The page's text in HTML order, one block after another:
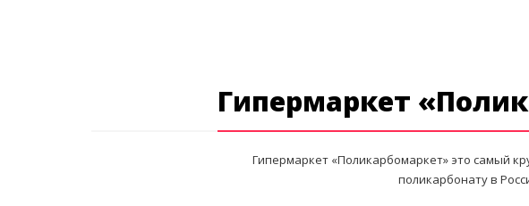
Гипермаркет
Гипермаркет «Поликарбомаркет» это самый
поликарбонату в